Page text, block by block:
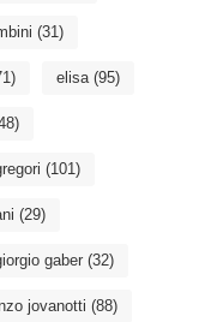
(31)
elisa(95)
(101)
(29)
gaber(32)
jovanotti (88)